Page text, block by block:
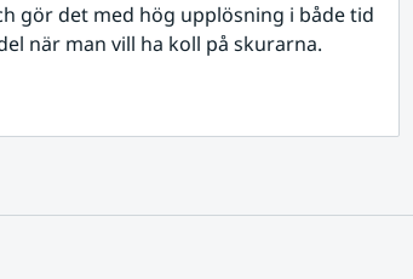
gör det med hög upplösning i både tid
när man vill ha koll på skurarna.